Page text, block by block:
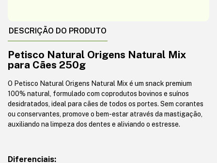
DESCRIÇÃO DO PRODUTO
Petisco Natural Origens Natural Mix
para Cães 250g
O Petisco Natural Origens Natural Mix é um snack premium
100% natural, formulado com coprodutos bovinos e suínos
desidratados, ideal para cães de todos os portes. Sem corantes
ou conservantes, promove o bem-estar através da mastigação,
auxiliando na limpeza dos dentes e aliviando o estresse.
Diferenciais: